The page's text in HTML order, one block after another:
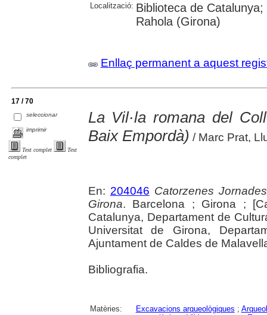
Localització: Biblioteca de
Rahola (Girona)
Enllaç permanent a aquest
17 / 70
seleccionar
imprimir
Text complet
Text
complet
La Vil·la romana del
Baix Empordà) / Marc Prat,
En: 204046 Catorzenes
Girona. Barcelona ; Girona ;
Catalunya, Departament de
Universitat de Girona,
Ajuntament de Caldes de
Bibliografia.
Matèries: Excavacions arqueològiques ;